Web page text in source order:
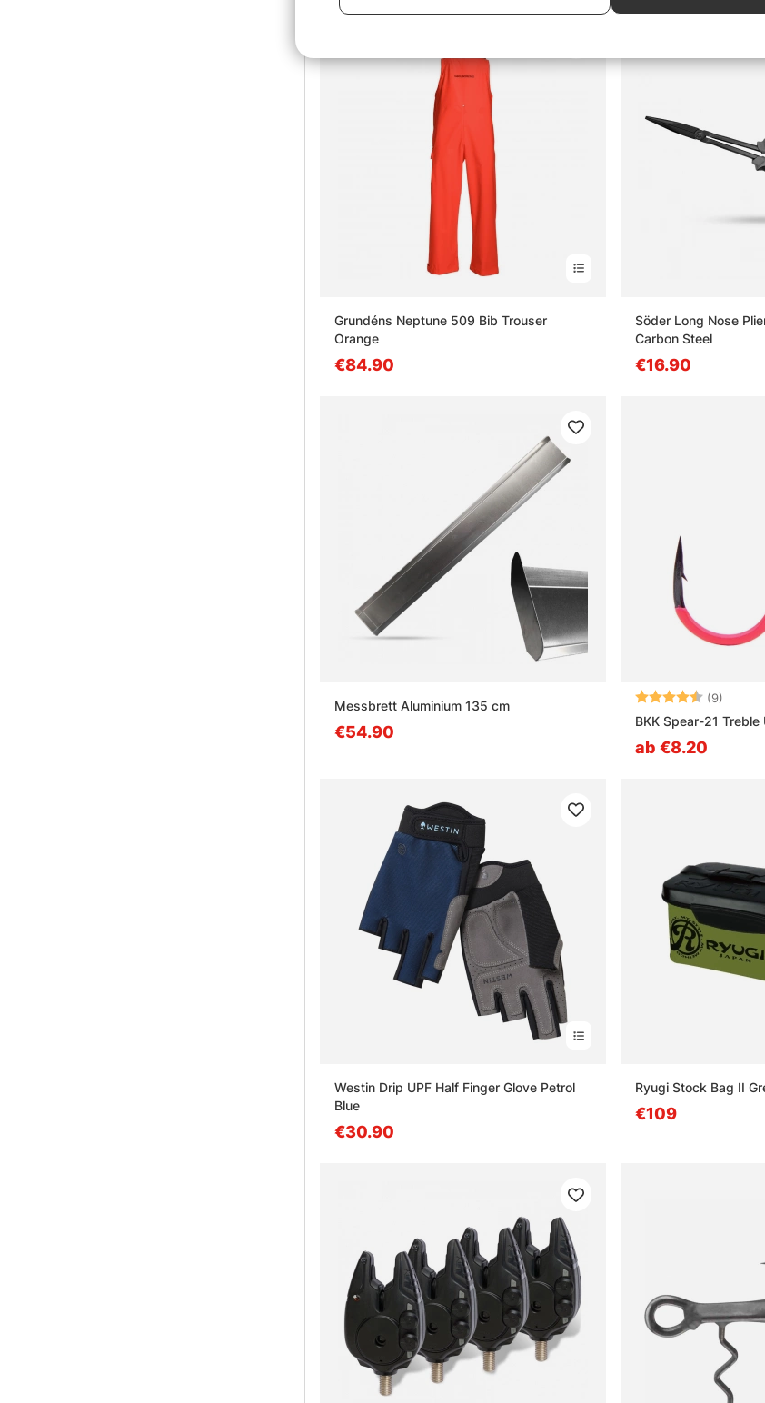
Grundéns Neptune 509 Bib Trouser
Orange
€84.90
Söder Long Nose
Carbon Steel
€16.90
Messbrett Aluminium 135 cm
€54.90
Bewertung:(9)
BKK Spear-21 Treble
ab €8.20
Westin Drip UPF Half Finger Glove Petrol
Blue
€30.90
Ryugi Stock Bag II
€109